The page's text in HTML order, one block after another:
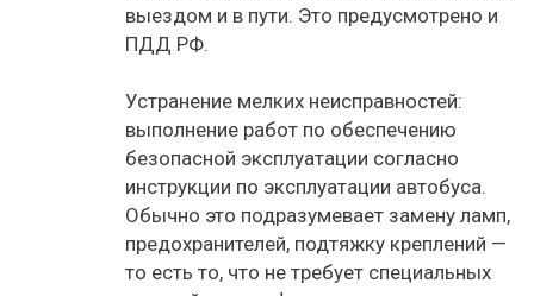
выездом и в пути. Это предусмотрено и
ПДД РФ.
Устранение мелких неисправностей:
выполнение работ по обеспечению
безопасной эксплуатации согласно
инструкции по эксплуатации автобуса.
Обычно это подразумевает замену ламп,
предохранителей, подтяжку креплений —
то есть то, что не требует специальных